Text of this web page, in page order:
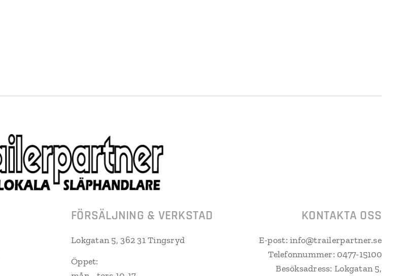
FÖRSÄLJNING & VERKSTAD
Lokgatan 5, 362 31 Tingsryd
Öppet:
KONTAKTA OSS
E-post: info@trailerpartner.se
Telefonnummer: 0477-15100
Besöksadress: Lokgatan 5,